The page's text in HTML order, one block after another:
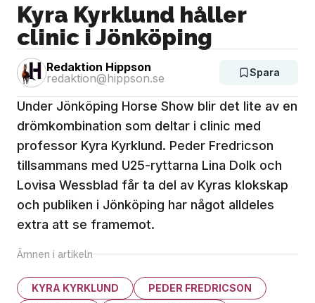
Kyra Kyrklund håller
clinic i Jönköping
Redaktion Hippson
redaktion@hippson.se
Spara
Under Jönköping Horse Show blir det lite av en
drömkombination som deltar i clinic med
professor Kyra Kyrklund. Peder Fredricson
tillsammans med U25-ryttarna Lina Dolk och
Lovisa Wessblad får ta del av Kyras klokskap
och publiken i Jönköping har något alldeles
extra att se framemot.
Ämnen i artikeln
KYRA KYRKLUND
PEDER FREDRICSON